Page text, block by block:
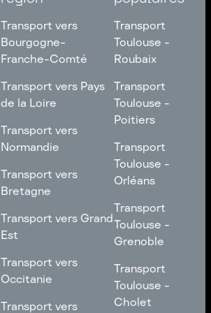
Transport vers
Bourgogne-
Franche-Comté
Transport vers
Bourgogne-
Transport vers Pays
de la Loire
Transport vers Pays
de la Loire
Transport vers
Normandie
Transport vers
Normandie
Transport vers
Bretagne
Transport vers
Bretagne
Transport vers Grand
Est
Transport vers Grand
Est
Transport vers
Occitanie
Transport vers
Transport vers
Transport
Toulouse -
Roubaix
Transport
Toulouse -
Roubaix
Transport
Toulouse -
Poitiers
Transport
Toulouse -
Poitiers
Transport
Toulouse -
Orléans
Transport
Toulouse -
Orléans
Transport
Toulouse -
Grenoble
Transport
Toulouse -
Grenoble
Transport
Toulouse -
Cholet